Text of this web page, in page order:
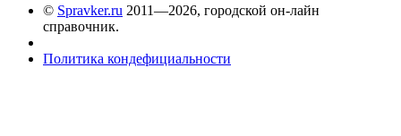
© Spravker.ru 2011—2026, городской он-лайн
справочник.
Политика кондефициальности